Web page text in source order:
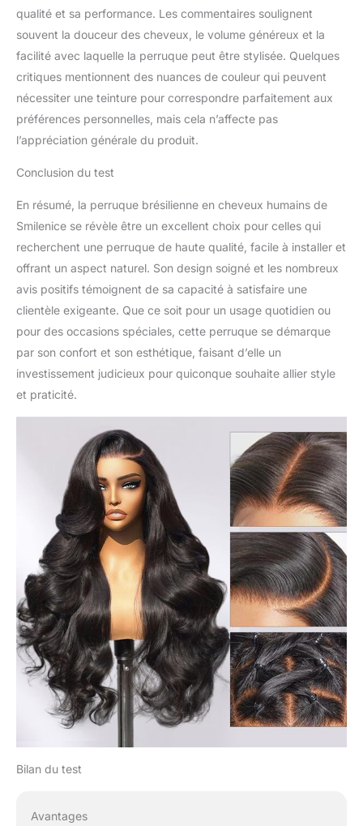
satisfaction.
qualité et sa performance. Les commentaires soulignent
souvent la douceur des cheveux, le volume généreux et la
facilité avec laquelle la perruque peut être stylisée. Quelques
critiques mentionnent des nuances de couleur qui peuvent
nécessiter une teinture pour correspondre parfaitement aux
préférences personnelles, mais cela n’affecte pas
l’appréciation générale du produit.
Conclusion du test
En résumé, la perruque brésilienne en cheveux humains de
Smilenice se révèle être un excellent choix pour celles qui
recherchent une perruque de haute qualité, facile à installer et
offrant un aspect naturel. Son design soigné et les nombreux
avis positifs témoignent de sa capacité à satisfaire une
clientèle exigeante. Que ce soit pour un usage quotidien ou
pour des occasions spéciales, cette perruque se démarque
par son confort et son esthétique, faisant d’elle un
investissement judicieux pour quiconque souhaite allier style
et praticité.
Bilan du test
Avantages